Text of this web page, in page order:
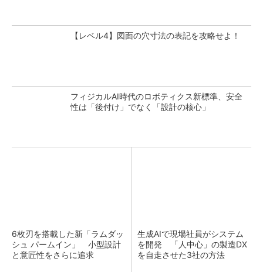
【レベル4】図面の穴寸法の表記を攻略せよ！
フィジカルAI時代のロボティクス新標準、安全
性は「後付け」でなく「設計の核心」
6枚刃を搭載した新「ラムダッ
シュ パームイン」 小型設計
と意匠性をさらに追求
生成AIで現場社員がシステム
を開発 「人中心」の製造DX
を自走させた3社の方法